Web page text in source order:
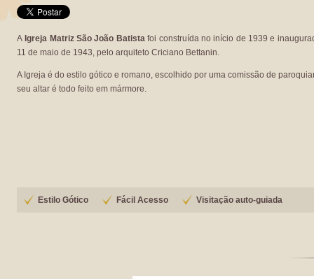
AIgreja Matriz São João Batistafoi construída no início de 1939 e
11 de maio de 1943, pelo arquiteto Criciano Bettanin.
A Igreja é do estilo gótico e romano, escolhido por uma comissão de
seu altar é todo feito em mármore.
Estilo Gótico Fácil Acesso Visitação auto-guiada